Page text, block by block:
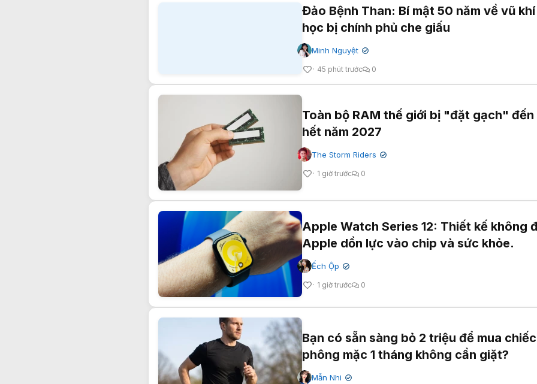
Đảo Bệnh Than: Bí mật 50 năm về vũ
học bị chính phủ che giấu
Minh Nguyệt ✔
45 phút trước 0
Toàn bộ RAM thế giới bị "đặt gạch" đến
hết năm 2027
The Storm Riders ✔
1 giờ trước 0
Apple Watch Series 12: Thiết kế không
Apple dồn lực vào chip và sức khỏe.
Ếch Ộp ✔
1 giờ trước 0
Bạn có sẵn sàng bỏ 2 triệu để mua
phông mặc 1 tháng không cần giặt?
Mẫn Nhi ✔